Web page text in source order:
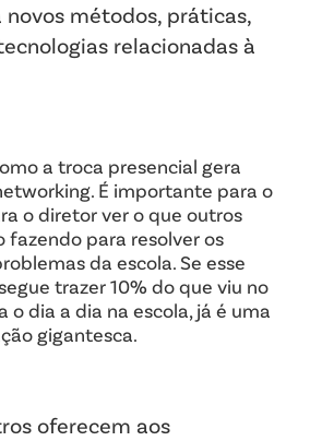
novos métodos, práticas,
relacionadas à
a troca presencial gera
É importante para o
o diretor ver o que outros
fazendo para resolver os
da escola. Se esse
trazer 10% do que viu no
o dia a dia na escola, já é uma
gigantesca.
oferecem aos